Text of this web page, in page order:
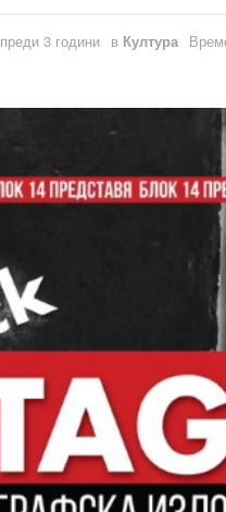
преди 3 години в Култура